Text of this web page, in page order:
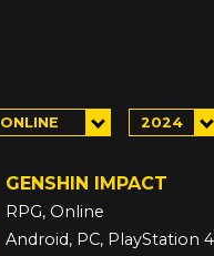
ONLINE 2024
GENSHIN IMPACT
RPG, Online
Android, PC, PlayStation